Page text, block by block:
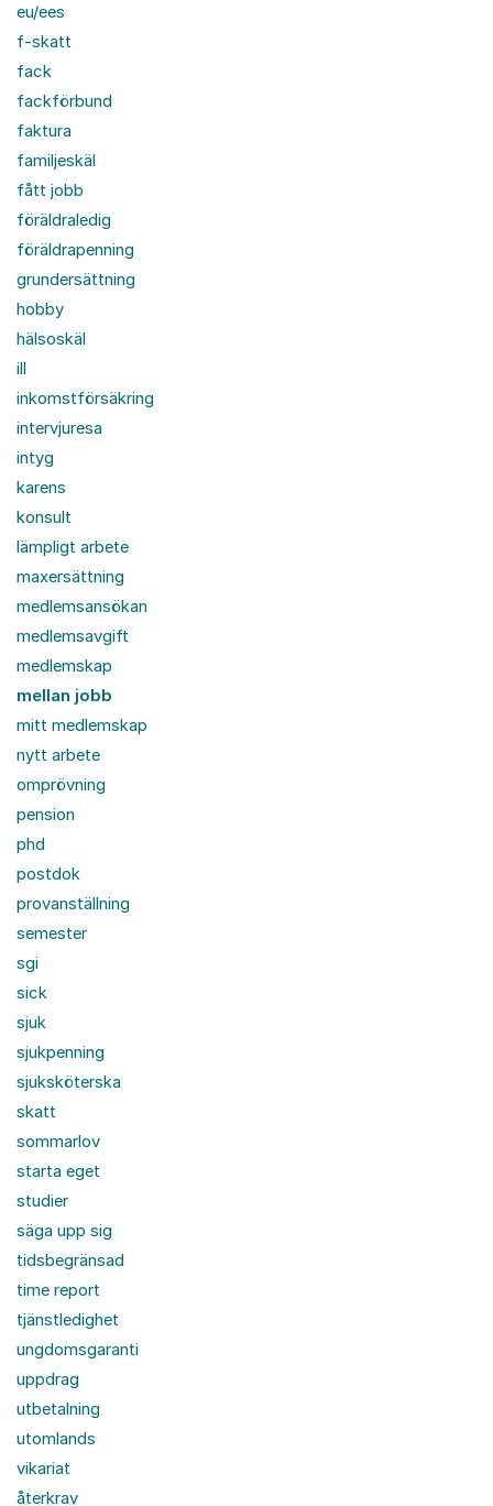
eu/ees
f-skatt
fack
fackförbund
faktura
familjeskäl
fått jobb
föräldraledig
föräldrapenning
grundersättning
hobby
hälsoskäl
ill
inkomstförsäkring
intervjuresa
intyg
karens
konsult
lämpligt arbete
maxersättning
medlemsansökan
medlemsavgift
medlemskap
mellan jobb
mitt medlemskap
nytt arbete
omprövning
pension
phd
postdok
provanställning
semester
sgi
sick
sjuk
sjukpenning
sjuksköterska
skatt
sommarlov
starta eget
studier
säga upp sig
tidsbegränsad
time report
tjänstledighet
ungdomsgaranti
uppdrag
utbetalning
utomlands
vikariat
återkrav